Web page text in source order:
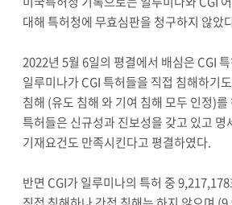
대해 특허청에 무효심판을 청구하지 않았
2022년 5월 6일의 평결에서 배심은 CGI
일루미나가 CGI 특허들을 직접 침해하기
침해 (유도 침해 와 기여 침해 모두 인정)를
특허들은 신규성과 진보성을 갖고 있고 명
기재요건도 만족시킨다고 평결하였다.
반면 CGI가 일루미나의 특허 중